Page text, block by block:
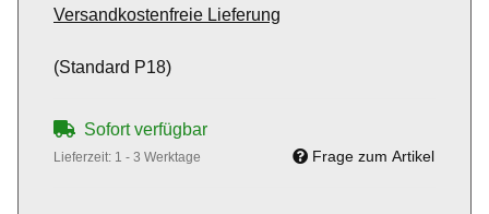
Versandkostenfreie Lieferung
(Standard P18)
Sofort verfügbar
Lieferzeit: 1 - 3 Werktage Frage zum Artikel